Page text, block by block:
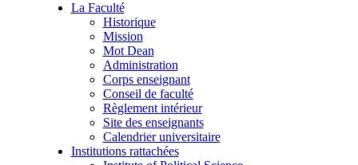
La Faculté
Historique
Mission
Mot Dean
Administration
Corps enseignant
Conseil de faculté
Règlement intérieur
Site des enseignants
Calendrier universitaire
Institutions rattachées